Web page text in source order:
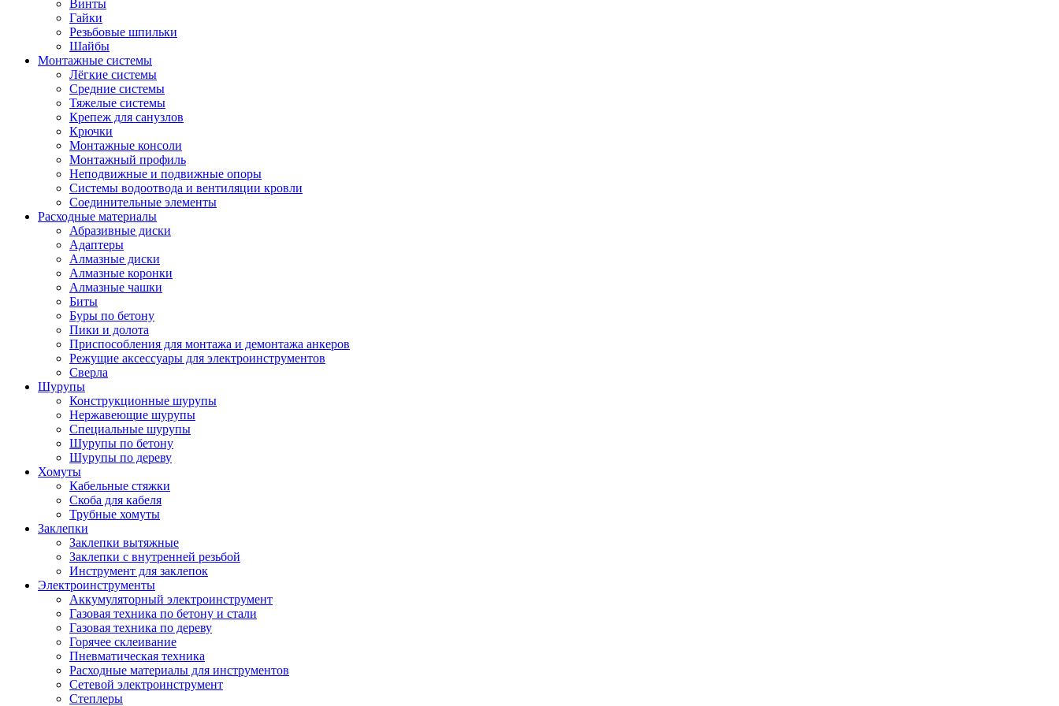
Винты
Гайки
Резьбовые шпильки
Шайбы
Монтажные системы
Лёгкие системы
Средние системы
Тяжелые системы
Крепеж для санузлов
Крючки
Монтажные консоли
Монтажный профиль
Неподвижные и подвижные опоры
Системы водоотвода и вентиляции кровли
Соединительные элементы
Расходные материалы
Абразивные диски
Адаптеры
Алмазные диски
Алмазные коронки
Алмазные чашки
Биты
Буры по бетону
Пики и долота
Приспособления для монтажа и демонтажа анкеров
Режущие аксессуары для электроинструментов
Сверла
Шурупы
Конструкционные шурупы
Нержавеющие шурупы
Специальные шурупы
Шурупы по бетону
Шурупы по дереву
Хомуты
Кабельные стяжки
Скоба для кабеля
Трубные хомуты
Заклепки
Заклепки вытяжные
Заклепки с внутренней резьбой
Инструмент для заклепок
Электроинструменты
Аккумуляторный электроинструмент
Газовая техника по бетону и стали
Газовая техника по дереву
Горячее склеивание
Пневматическая техника
Расходные материалы для инструментов
Сетевой электроинструмент
Степлеры